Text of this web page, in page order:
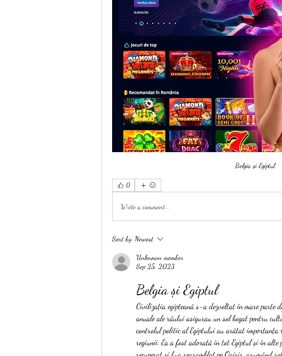
Belgia și Egiptul
0
Write a comment...
Sort by: Newest
Unknown member
Sep 25, 2023
Belgia și Egiptul
Civilizația egipteană s-a dezvoltat în mare parte
anuale ale râului asigurau un sol bogat pentru
controlul politic al Egiptului au arătat importanța
regiunii. Ea a fost adorată în tot Egiptul și în